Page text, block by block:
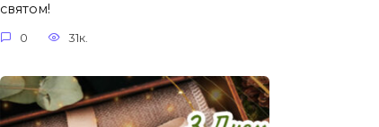
святом!
0 31к.